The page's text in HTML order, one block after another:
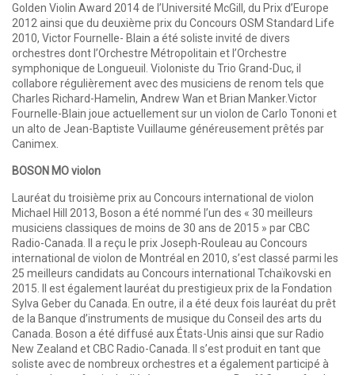
Golden Violin Award 2014 de l’Université McGill, du Prix d’Europe
2012 ainsi que du deuxième prix du Concours OSM Standard Life
2010, Victor Fournelle- Blain a été soliste invité de divers
orchestres dont l’Orchestre Métropolitain et l’Orchestre
symphonique de Longueuil. Violoniste du Trio Grand-Duc, il
collabore régulièrement avec des musiciens de renom tels que
Charles Richard-Hamelin, Andrew Wan et Brian Manker.Victor
Fournelle-Blain joue actuellement sur un violon de Carlo Tononi et
un alto de Jean-Baptiste Vuillaume généreusement prêtés par
Canimex.
BOSON MO violon
Lauréat du troisième prix au Concours international de violon
Michael Hill 2013, Boson a été nommé l’un des « 30 meilleurs
musiciens classiques de moins de 30 ans de 2015 » par CBC
Radio-Canada. Il a reçu le prix Joseph-Rouleau au Concours
international de violon de Montréal en 2010, s’est classé parmi les
25 meilleurs candidats au Concours international Tchaïkovski en
2015. Il est également lauréat du prestigieux prix de la Fondation
Sylva Geber du Canada. En outre, il a été deux fois lauréat du prêt
de la Banque d’instruments de musique du Conseil des arts du
Canada. Boson a été diffusé aux États-Unis ainsi que sur Radio
New Zealand et CBC Radio-Canada. Il s’est produit en tant que
soliste avec de nombreux orchestres et a également participé à